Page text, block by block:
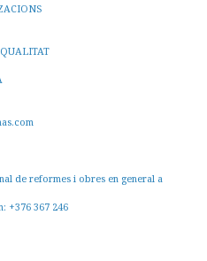
de reformes i obres en general a
+376 367 246